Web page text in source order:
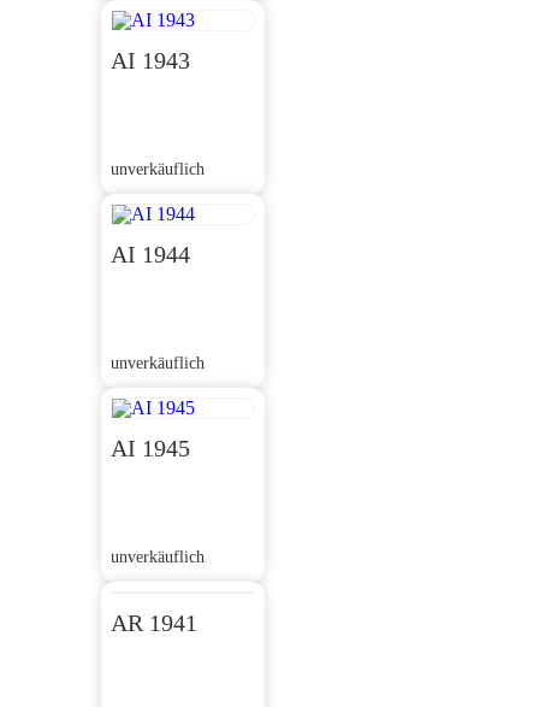
AI 1943
unverkäuflich
AI 1944
unverkäuflich
AI 1945
unverkäuflich
AR 1941